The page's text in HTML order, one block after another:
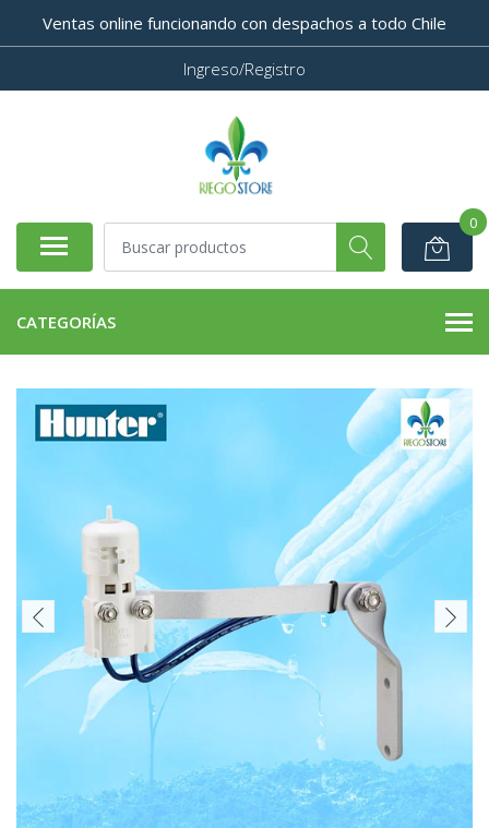
Ventas online funcionando con despachos a todo Chile
Ingreso/Registro
0
CATEGORÍAS